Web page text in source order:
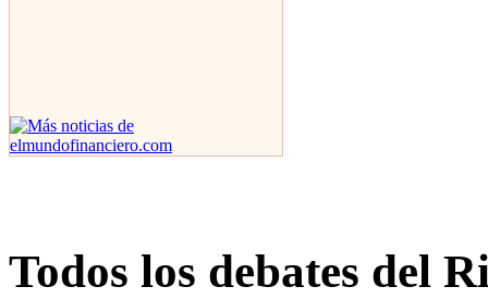
Todos los debates del